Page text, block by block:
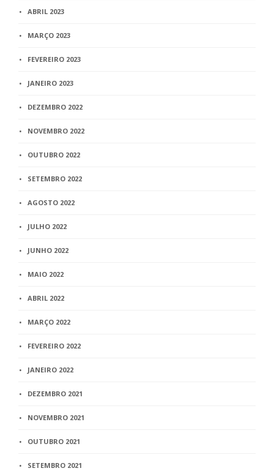
ABRIL 2023
MARÇO 2023
FEVEREIRO 2023
JANEIRO 2023
DEZEMBRO 2022
NOVEMBRO 2022
OUTUBRO 2022
SETEMBRO 2022
AGOSTO 2022
JULHO 2022
JUNHO 2022
MAIO 2022
ABRIL 2022
MARÇO 2022
FEVEREIRO 2022
JANEIRO 2022
DEZEMBRO 2021
NOVEMBRO 2021
OUTUBRO 2021
SETEMBRO 2021